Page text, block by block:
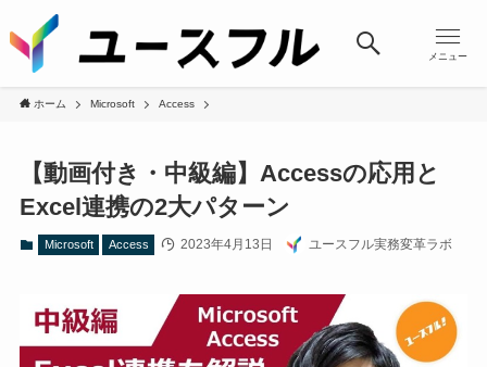
メニュー
ホーム Microsoft Access
【動画付き・中級編】Accessの応用と
Excel連携の2大パターン
Microsoft Access 2023年4月13日 ユースフル実務変革ラボ